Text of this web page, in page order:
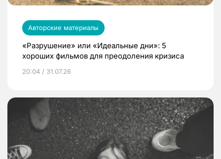
Авторские материалы
«Разрушение» или «Идеальные дни»: 5
хороших фильмов для преодоления кризиса
20:04 / 31.07.26